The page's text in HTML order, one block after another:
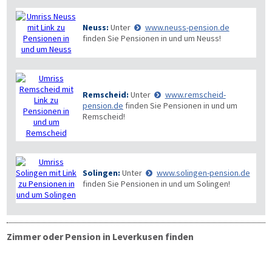
Neuss: Unter
www.neuss-pension.de
finden Sie Pensionen in und um Neuss!
Remscheid: Unter
www.remscheid-
pension.de finden Sie Pensionen in und um
Remscheid!
Solingen: Unter
www.solingen-pension.de
finden Sie Pensionen in und um Solingen!
Zimmer oder Pension in Leverkusen finden